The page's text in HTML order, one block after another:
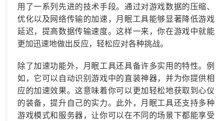
用了一系列先进的技术手段。通过对游戏数据的压缩、
优化以及网络传输的加速，月眠工具能够显著降低游戏
延迟，提高数据传输速度。这样一来，你在游戏中就能
更加迅速地做出反应，轻松应对各种挑战。
除了加速功能外，月眠工具还具备许多实用的特性。例
如，它可以自动识别游戏中的直装神器，并为你提供相
应的加速效果。这意味着你可以更加轻松地获取到心仪
的装备，提升自己的实力。此外，月眠工具还支持多种
游戏模式和服务器，让你可以在不同的场景下都能享受